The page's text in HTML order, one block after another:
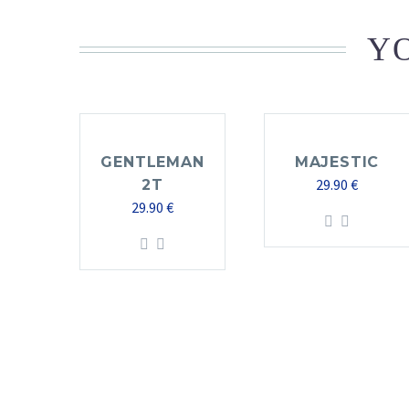
GENTLEMAN
2T
29.90 €
MAJESTIC
29.90 €